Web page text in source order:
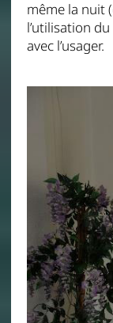
même la nuit
l’utilisation
avec l’usager.